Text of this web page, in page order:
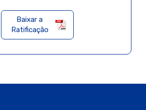
Baixar a
Ratificação